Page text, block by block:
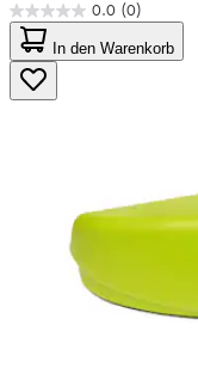
0.0 (0)
0.0
von
5
Sternen.
In den Warenkorb